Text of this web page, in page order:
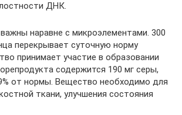
ДНК.
наравне с микроэлементами. 300
перекрывает суточную норму
принимает участие в образовании
содержится 190 мг серы,
от нормы. Вещество необходимо для
ткани, улучшения состояния